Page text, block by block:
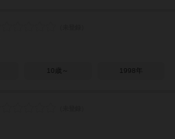
10歳～ 1998年